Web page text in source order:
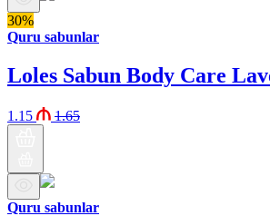
30%
Quru sabunlar
Loles Sabun Body Care
1.15 1.65
Quru sabunlar